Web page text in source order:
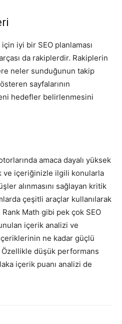
iyi bir SEO planlaması
da rakiplerdir. Rakiplerin
neler sunduğunun takip
sayfalarının
hedefler belirlenmesini
amaca dayalı yüksek
ve içeriğinizle ilgili konularla
alınmasını sağlayan kritik
çeşitli araçlar kullanılarak
Math gibi pek çok SEO
içerik analizi ve
içeriklerinin ne kadar güçlü
düşük performans
içerik puanı analizi de